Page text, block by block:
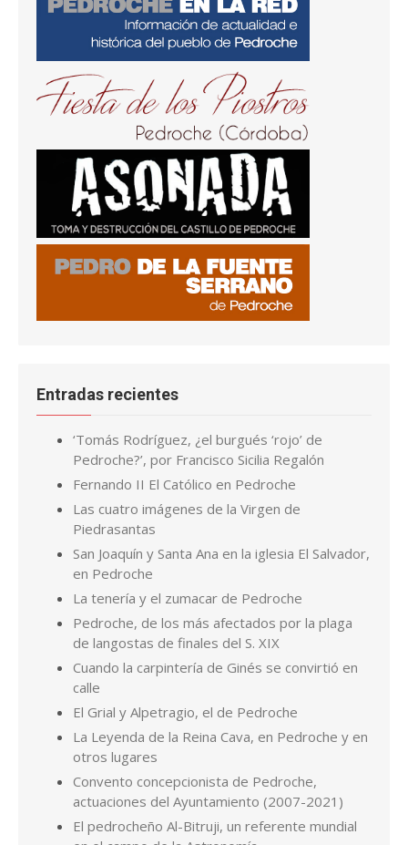
Entradas recientes
‘Tomás Rodríguez, ¿el burgués ‘rojo’ de
Pedroche?’, por Francisco Sicilia Regalón
Fernando II El Católico en Pedroche
Las cuatro imágenes de la Virgen de
Piedrasantas
San Joaquín y Santa Ana en la iglesia El Salvador,
en Pedroche
La tenería y el zumacar de Pedroche
Pedroche, de los más afectados por la plaga
de langostas de finales del S. XIX
Cuando la carpintería de Ginés se convirtió en
calle
El Grial y Alpetragio, el de Pedroche
La Leyenda de la Reina Cava, en Pedroche y en
otros lugares
Convento concepcionista de Pedroche,
actuaciones del Ayuntamiento (2007-2021)
El pedrocheño Al-Bitruji, un referente mundial